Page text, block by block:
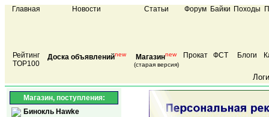
Главная Новости Статьи Форум Байки Походы
Рейтинг
TOP100
Доска объявленийnew Магазинnew
(старая версия)
Прокат ФСТ Блоги
Магазин, поступления:
Бинокль Hawke